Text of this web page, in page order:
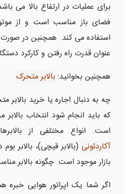
برای عملیات در ارتفاع بالا می
فضای باز مناسب است و از
استفاده می کند. همچنین در صورت
عنوان قدرت راه رفتن و کارکرد
همچنین بخوانید:بالابر متحرک
چه به دنبال اجاره یا خرید بالابر
که باید انجام شود انتخاب بالابر
است. انواع مختلفی از
آکاردئونی (بالابر قیچی)، بالابر
بازار موجود است. چگونه بالابر
اگر شما یک اپراتور هوایی خبره